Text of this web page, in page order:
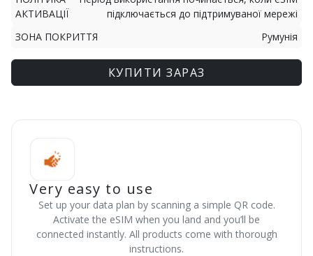
АКТИВАЦІЇ
підключається до підтримуваної мережі
ЗОНА ПОКРИТТЯ
Румунія
КУПИТИ ЗАРАЗ
Very easy to use
Set up your data plan by scanning a simple QR code.
Activate the eSIM when you land and you’ll be
connected instantly. All products come with thorough
instructions.